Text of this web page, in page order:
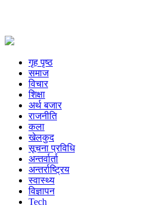
गृह पृष्ठ
समाज
विचार
शिक्षा
अर्थ बजार
राजनीति
कला
खेलकुद
सूचना प्रविधि
अन्तर्वार्ता
अन्तर्राष्ट्रिय
स्वास्थ्य
विज्ञापन
Tech